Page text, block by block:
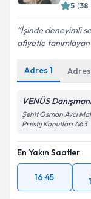
Kişisel
5 (38
İşinde deneyimli
afiyetle
Adres 1 Adres
VENÜS
Şehit Osman Avcı
Prestij Konutları A63
En Yakın Saatler
16:45